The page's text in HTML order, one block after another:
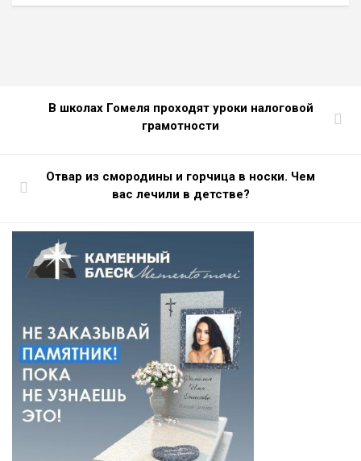
В школах Гомеля проходят уроки налоговой
грамотности
Отвар из смородины и горчица в носки. Чем
вас лечили в детстве?